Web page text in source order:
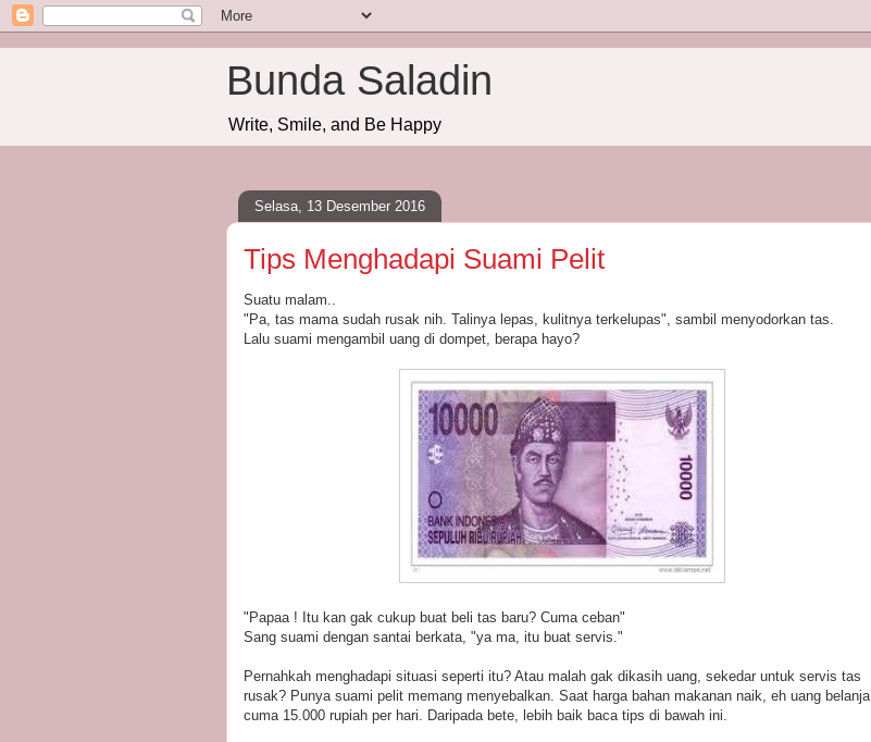
Bunda Saladin
Write, Smile, and Be Happy
Selasa, 13 Desember 2016
Tips Menghadapi Suami Pelit
Suatu malam..
"Pa, tas mama sudah rusak nih. Talinya lepas, kulitnya terkelupas", sambil menyodorkan tas.
Lalu suami mengambil uang di dompet, berapa hayo?
"Papaa ! Itu kan gak cukup buat beli tas baru? Cuma ceban"
Sang suami dengan santai berkata, "ya ma, itu buat servis."
Pernahkah menghadapi situasi seperti itu? Atau malah gak dikasih uang, sekedar untuk servis tas
rusak? Punya suami pelit memang menyebalkan. Saat harga bahan makanan naik, eh uang belanja
cuma 15.000 rupiah per hari. Daripada bete, lebih baik baca tips di bawah ini.